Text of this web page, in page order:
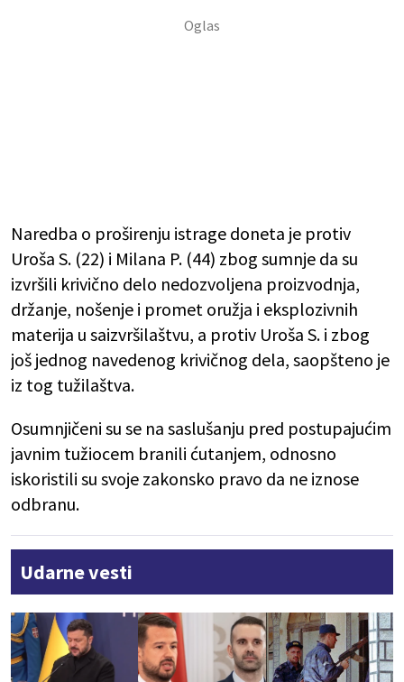
Naredba o proširenju istrage doneta je protiv
Uroša S. (22) i Milana P. (44) zbog sumnje da su
izvršili krivično delo nedozvoljena proizvodnja,
držanje, nošenje i promet oružja i eksplozivnih
materija u saizvršilaštvu, a protiv Uroša S. i zbog
još jednog navedenog krivičnog dela, saopšteno je
iz tog tužilaštva.
Osumnjičeni su se na saslušanju pred postupajućim
javnim tužiocem branili ćutanjem, odnosno
iskoristili su svoje zakonsko pravo da ne iznose
odbranu.
Udarne vesti